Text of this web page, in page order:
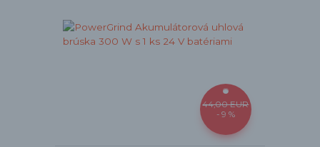
44,00 EUR
- 9 %